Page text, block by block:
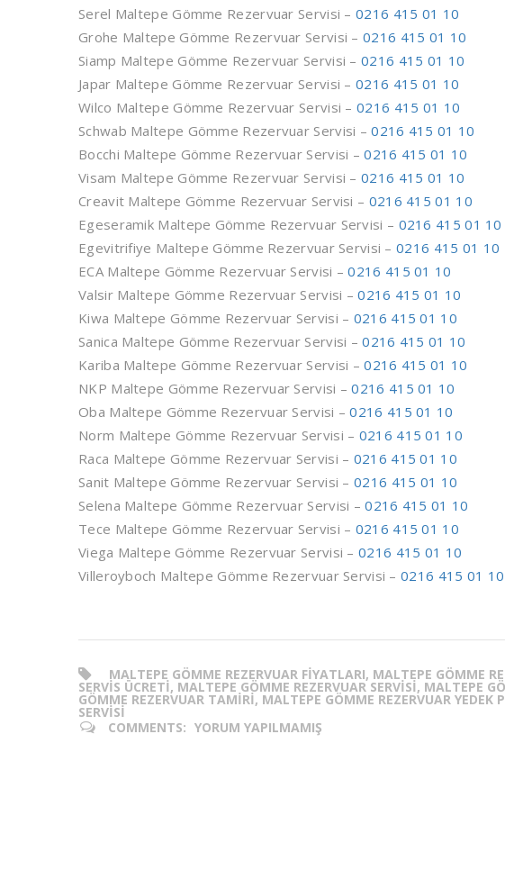
Serel Maltepe Gömme Rezervuar Servisi – 0216 415 01 10
Grohe Maltepe Gömme Rezervuar Servisi – 0216 415 01 10
Siamp Maltepe Gömme Rezervuar Servisi – 0216 415 01 10
Japar Maltepe Gömme Rezervuar Servisi – 0216 415 01 10
Wilco Maltepe Gömme Rezervuar Servisi – 0216 415 01 10
Schwab Maltepe Gömme Rezervuar Servisi –0216 415 01 10
Bocchi Maltepe Gömme Rezervuar Servisi –0216 415 01 10
Visam Maltepe Gömme Rezervuar Servisi – 0216 415 01 10
Creavit Maltepe Gömme Rezervuar Servisi – 0216 415 01 10
Egeseramik Maltepe Gömme Rezervuar Servisi – 0216 415 01 10
Egevitrifiye Maltepe Gömme Rezervuar Servisi –0216 415 01 10
ECA Maltepe Gömme Rezervuar Servisi –0216 415 01 10
Valsir Maltepe Gömme Rezervuar Servisi –0216 415 01 10
Kiwa Maltepe Gömme Rezervuar Servisi – 0216 415 01 10
Sanica Maltepe Gömme Rezervuar Servisi –0216 415 01 10
Kariba Maltepe Gömme Rezervuar Servisi –0216 415 01 10
NKP Maltepe Gömme Rezervuar Servisi –0216 415 01 10
Oba Maltepe Gömme Rezervuar Servisi –0216 415 01 10
Norm Maltepe Gömme Rezervuar Servisi – 0216 415 01 10
Raca Maltepe Gömme Rezervuar Servisi – 0216 415 01 10
Sanit Maltepe Gömme Rezervuar Servisi – 0216 415 01 10
Selena Maltepe Gömme Rezervuar Servisi –0216 415 01 10
Tece Maltepe Gömme Rezervuar Servisi – 0216 415 01 10
Viega Maltepe Gömme Rezervuar Servisi – 0216 415 01 10
Villeroyboch Maltepe Gömme Rezervuar Servisi –0216 415 01 10
MALTEPE GÖMME REZERVUAR FIYATLARI, MALTEPE GÖMME
SERVIS ÜCRETI, MALTEPE GÖMME REZERVUAR SERVISI, MALTEPE
GÖMME REZERVUAR TAMIRI, MALTEPE GÖMME REZERVUAR YEDEK
SERVISI
COMMENTS: YORUM YAPILMAMIŞ